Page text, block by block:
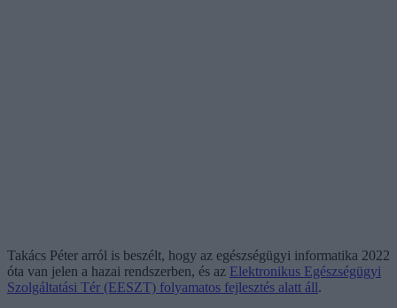
Takács Péter arról is beszélt, hogy az egészségügyi informatika 2022
óta van jelen a hazai rendszerben, és az Elektronikus Egészségügyi
Szolgáltatási Tér (EESZT) folyamatos fejlesztés alatt áll.